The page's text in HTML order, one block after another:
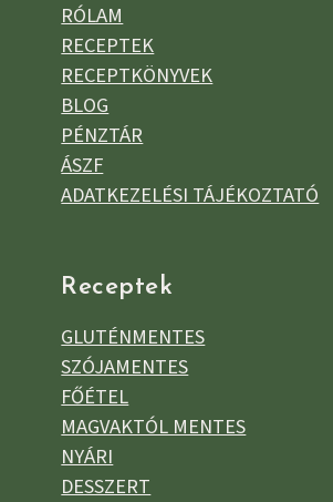
RÓLAM
RECEPTEK
RECEPTKÖNYVEK
BLOG
PÉNZTÁR
ÁSZF
ADATKEZELÉSI TÁJÉKOZTATÓ
Receptek
GLUTÉNMENTES
SZÓJAMENTES
FŐÉTEL
MAGVAKTÓL MENTES
NYÁRI
DESSZERT